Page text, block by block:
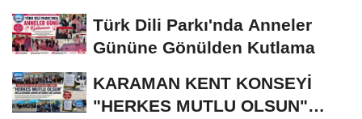
Türk Dili Parkı'nda Anneler
Gününe Gönülden Kutlama
KARAMAN KENT KONSEYİ
"HERKES MUTLU OLSUN"